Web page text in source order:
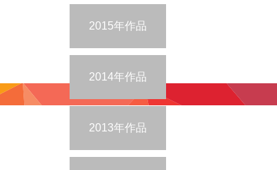
2015年作品
2014年作品
2013年作品